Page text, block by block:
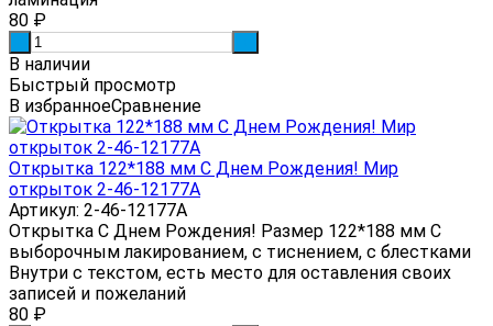
80 ₽
В наличии
Быстрый просмотр
В избранноеСравнение
Открытка 122*188 мм С Днем Рождения! Мир
открыток 2-46-12177А
Артикул: 2-46-12177А
Открытка С Днем Рождения! Размер 122*188 мм С
выборочным лакированием, с тиснением, с блестками
Внутри с текстом, есть место для оставления своих
записей и пожеланий
80 ₽